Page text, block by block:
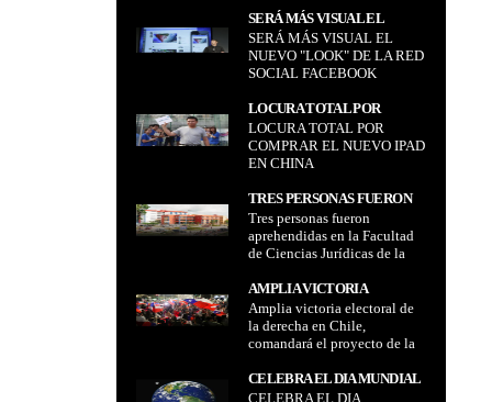
SERÁ MÁS VISUAL EL
NUEVO "LOOK" DE LA RED
SOCIAL FACEBOOK
SERÁ MÁS VISUAL EL
NUEVO "LOOK" DE LA RED
SOCIAL FACEBOOK
LOCURA TOTAL POR
COMPRAR EL NUEVO IPAD
EN CHINA
LOCURA TOTAL POR
COMPRAR EL NUEVO IPAD
EN CHINA
TRES PERSONAS FUERON
APREHENDIDAS EN LA
FACULTAD DE CIENCIAS
JURÍDICAS DE LA UNIDAD
DE SANTA CRUZ UAGRM
POR CASO DENOMINADO
"BECAS FANTASMA"
Tres personas fueron
aprehendidas en la Facultad
de Ciencias Jurídicas de la
de Santa Cruz UAGRM por
caso denominado "becas
fantasma"
AMPLIA VICTORIA
ELECTORAL DE LA
DERECHA EN CHILE,
COMANDARÁ EL
CONSTITUCIÓN
Amplia victoria electoral de
la derecha en Chile,
comandará el proyecto de la
CELEBRA EL DIA MUNDIAL
DE LA TIERRA CUIDANDO
CELEBRA EL DIA